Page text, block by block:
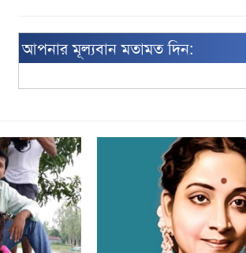
আপনার মূল্যবান মতামত দিন: